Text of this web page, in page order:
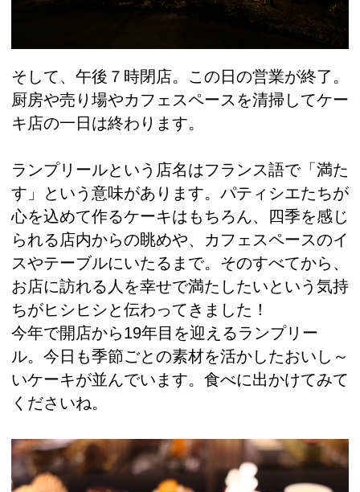
そして、午後７時閉店。この日の営業が終了。
厨房や売り場やカフェスペースを清掃してケー
キ店の一日は終わります。
ランプリールという店名はフランス語で「満た
す」という意味があります。パティシエたちが
心を込めて作るケーキはもちろん、四季を感じ
られる店内からの眺めや、カフェスペースのイ
スやテーブルにいたるまで。そのすべてから、
お店に訪れる人を幸せで満たしたいという気持
ちがヒシヒシと伝わってきました！
今年で開店から19年目を迎えるランプリー
ル。今日も季節ごとの素材を活かしたおいし～
いケーキが並んでいます。食べに出かけてみて
くださいね。